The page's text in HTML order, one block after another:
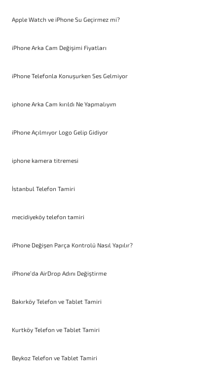
Apple Watch ve iPhone Su Geçirmez mi?
iPhone Arka Cam Değişimi Fiyatları
iPhone Telefonla Konuşurken Ses Gelmiyor
iphone Arka Cam kırıldı Ne Yapmalıyım
iPhone Açılmıyor Logo Gelip Gidiyor
iphone kamera titremesi
İstanbul Telefon Tamiri
mecidiyeköy telefon tamiri
iPhone Değişen Parça Kontrolü Nasıl Yapılır?
iPhone’da AirDrop Adını Değiştirme
Bakırköy Telefon ve Tablet Tamiri
Kurtköy Telefon ve Tablet Tamiri
Beykoz Telefon ve Tablet Tamiri